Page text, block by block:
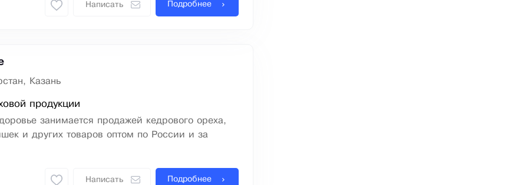
Написать Подробнее
Казань
продукции
занимается продажей кедрового ореха,
и других товаров оптом по России и за
Написать Подробнее